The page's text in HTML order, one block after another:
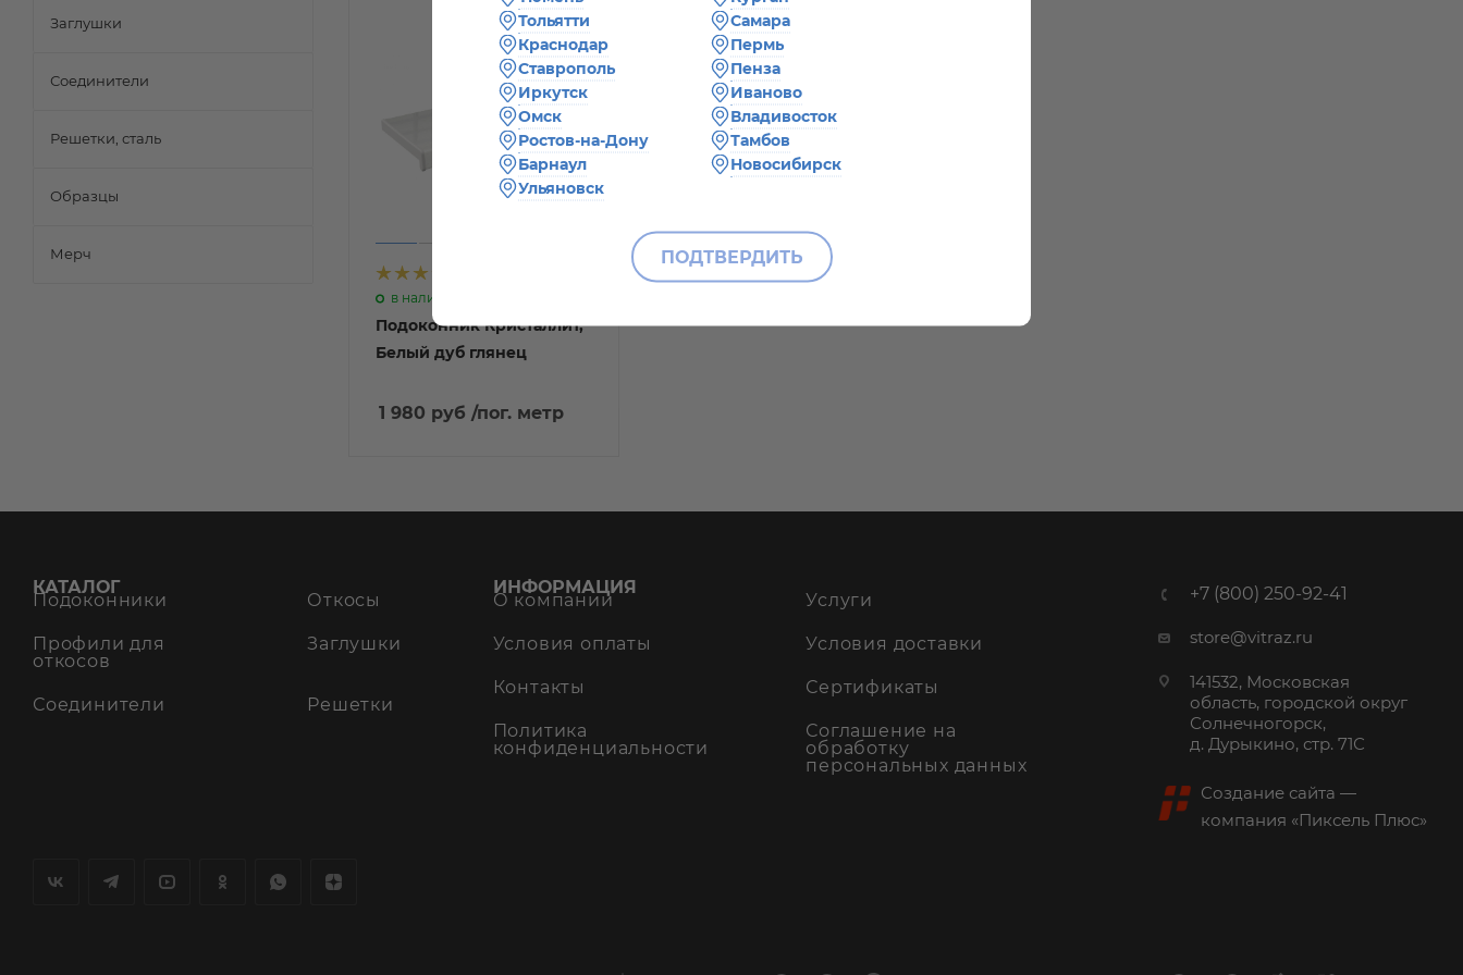
в наличии
Подоконник Кристаллит,
Белый дуб глянец
1 980 руб /пог. метр
Заглушки
Соединители
Решетки, сталь
Образцы
Мерч
КАТАЛОГ
Подоконники Откосы
Профили для
откосов
Заглушки
Соединители Решетки
ИНФОРМАЦИЯ
О компании Услуги
Условия оплаты Условия доставки
Контакты Сертификаты
Политика
конфиденциальности
Соглашение на
обработку
персональных данных
+7 (800) 250-92-41
store@vitraz.ru
141532, Московская
область, городской округ
Солнечногорск,
д. Дурыкино, стр. 71С
Создание сайта —
компания «Пиксель Плюс»
Тольятти
Самара
Краснодар
Пермь
Ставрополь
Пенза
Иркутск
Иваново
Омск
Владивосток
Ростов-на-Дону
Тамбов
Барнаул
Новосибирск
Ульяновск
ПОДТВЕРДИТЬ